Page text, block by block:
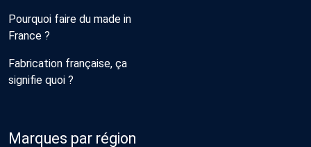
Pourquoi faire du made in
France ?
Fabrication française, ça
signifie quoi ?
Marques par région